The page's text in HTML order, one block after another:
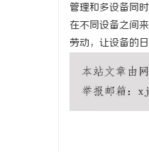
管理和多设备同
在不同设备之间
劳动，让设备的